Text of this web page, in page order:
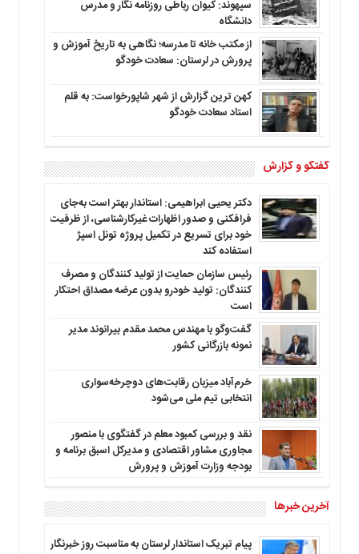
سپهوند: کیوان رباطی روزنامه نگار و مدرس
دانشگاه
از مکتب خانه تا مدرسه؛ نگاهی به تاریخ آموزش و
پرورش در لرستان: سعادت خودگو
کهن ترین گزارش از شهر شاپورخواست: به قلم
استاد سعادت خودگو
گفتگو و گزارش
دکتر یحیی ابراهیمی: استاندار بهتر است به‌جای
فرافکنی و صدور اظهارات غیرکارشناسی، از ظرفیت
خود برای تسریع در تکمیل پروژه تونل اسپژ
استفاده کند
رئیس سازمان حمایت از تولید کنندگان و مصرف
کنندگان: تولید خودرو بدون عرضه مصداق احتکار
است
گفت‌وگو با مهندس محمد مقدم بیرانوند مدیر
نمونه بازرگانی کشور
خرم‌آباد میزبان رقابت‌های دوچرخه‌سواری
انتخابی تیم ملی می‌شود
نقد و بررسی کمبود معلم در گفتگوی با منصور
مجاوری مشاور اقتصادی و مدیرکل اسبق برنامه و
بودجه وزارت آموزش و پرورش
آخرین خبرها
پیام تبریک استاندار لرستان به‌ مناسبت روز خبرنگار